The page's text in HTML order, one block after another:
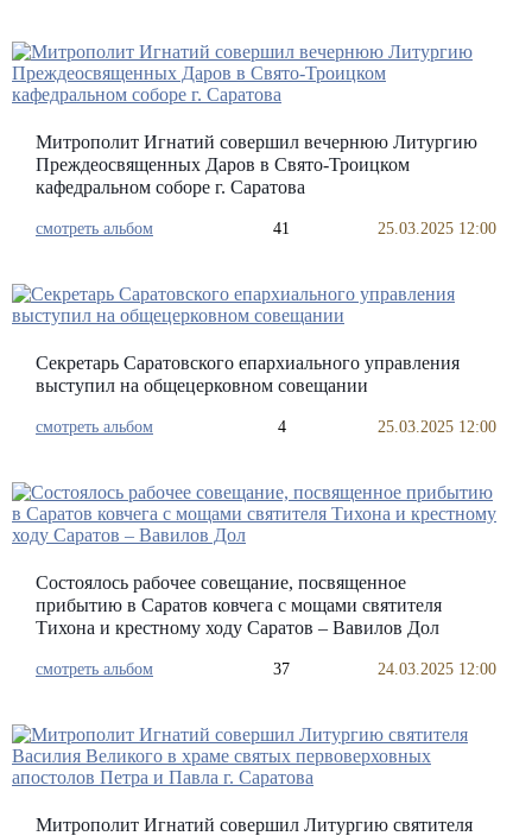
Митрополит Игнатий совершил вечернюю Литургию
Преждеосвященных Даров в Свято-Троицком
кафедральном соборе г. Саратова
смотреть альбом 41 25.03.2025 12:00
Секретарь Саратовского епархиального управления
выступил на общецерковном совещании
смотреть альбом 4 25.03.2025 12:00
Состоялось рабочее совещание, посвященное
прибытию в Саратов ковчега с мощами святителя
Тихона и крестному ходу Саратов – Вавилов Дол
смотреть альбом 37 24.03.2025 12:00
Митрополит Игнатий совершил Литургию святителя